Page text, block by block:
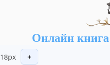
Онлайн
18px +